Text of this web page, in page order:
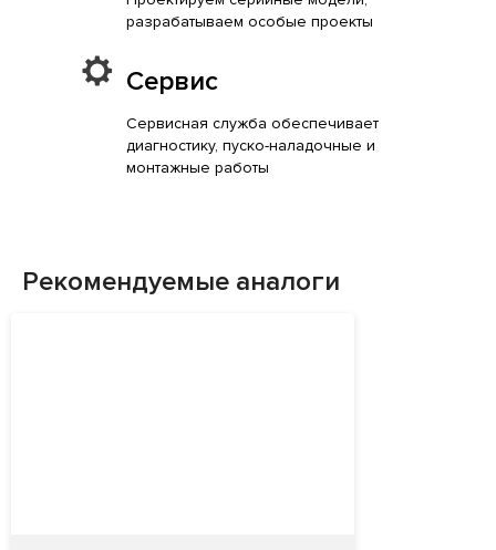
разрабатываем особые проекты
Сервис
Сервисная служба обеспечивает
диагностику, пуско-наладочные и
монтажные работы
Рекомендуемые аналоги